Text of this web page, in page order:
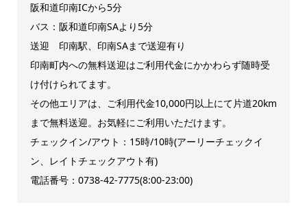
阪和道印南ICから5分
バス：阪和道印南SAより5分
送迎 印南駅、印南SAまで送迎有り
印南町内への無料送迎はご利用代金にかかわらず随時受
け付けられてます。
その他エリアは、ご利用代金10,000円以上にて片道20km
まで無料送迎。お気軽にご利用いただけます。
チェックイン/アウト：15時/10時(アーリーチェックイ
ン、レイトチェックアウト有)
電話番号：0738-42-7775(8:00-23:00)